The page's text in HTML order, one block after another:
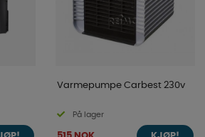
Varmepumpe Carbest 230v
På lager